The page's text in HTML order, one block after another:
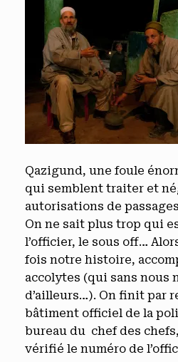
Qazigund, une foule
qui semblent traiter et
autorisations de
On ne sait plus trop qui
l’officier, le sous off…
fois notre histoire,
accolytes (qui sans nous
d’ailleurs…). On finit par
bâtiment officiel de la
bureau du chef des
vérifié le numéro de